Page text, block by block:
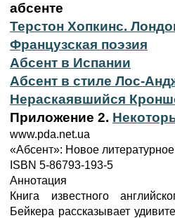
абсенте
Терстон Хопкинс.
Французская поэзия
Абсент в Испании
Абсент в стиле Лос-
Нераскаявшийся
Приложение 2.
www.pda.net.ua
«Абсент»: Новое
ISBN 5-86793-193-5
Аннотация
Книга известного
Бейкера рассказывает